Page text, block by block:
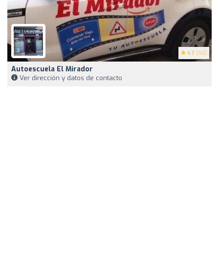
4.7 (50)
Autoescuela El Mirador
Ver dirección y datos de contacto